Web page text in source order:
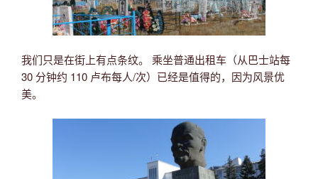
我们只是在街上有点条纹。 乘坐普通出租车（从巴士站每
30 分钟约 110 卢布每人/次）已经是值得的，因为风景优
美。